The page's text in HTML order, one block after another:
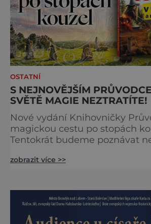
OSTATNÍ
S NEJNOVĚJŠÍM
SVĚTĚ MAGIE NEZTRATÍTE!
Nové vydání Knihovničky
magickou cestu po stopách
Tentokrát budeme poznávat
že obě země jsou okouzlující,
pohled mohlo zdát. Která
spojena s kouzly a nadpřirozenem?
na koštěti Když temnou noc
zobrazit více >>